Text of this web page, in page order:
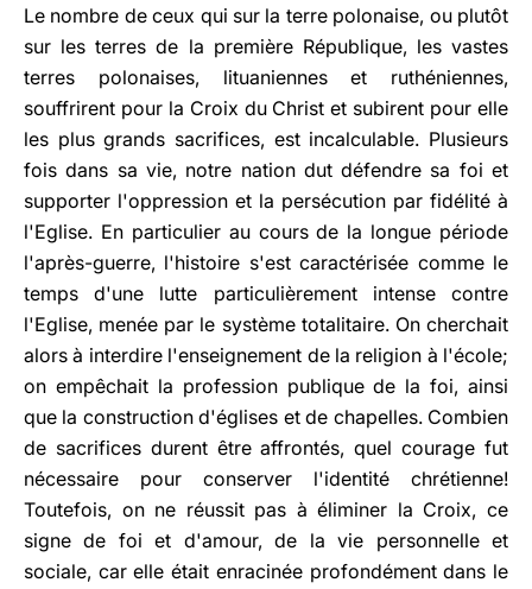
Le nombre de ceux qui sur la terre polonaise, ou plutôt
sur les terres de la première République, les vastes
terres polonaises, lituaniennes et ruthéniennes,
souffrirent pour la Croix du Christ et subirent pour elle
les plus grands sacrifices, est incalculable. Plusieurs
fois dans sa vie, notre nation dut défendre sa foi et
supporter l'oppression et la persécution par fidélité à
l'Eglise. En particulier au cours de la longue période
l'après-guerre, l'histoire s'est caractérisée comme le
temps d'une lutte particulièrement intense contre
l'Eglise, menée par le système totalitaire. On cherchait
alors à interdire l'enseignement de la religion à l'école;
on empêchait la profession publique de la foi, ainsi
que la construction d'églises et de chapelles. Combien
de sacrifices durent être affrontés, quel courage fut
nécessaire pour conserver l'identité chrétienne!
Toutefois, on ne réussit pas à éliminer la Croix, ce
signe de foi et d'amour, de la vie personnelle et
sociale, car elle était enracinée profondément dans le